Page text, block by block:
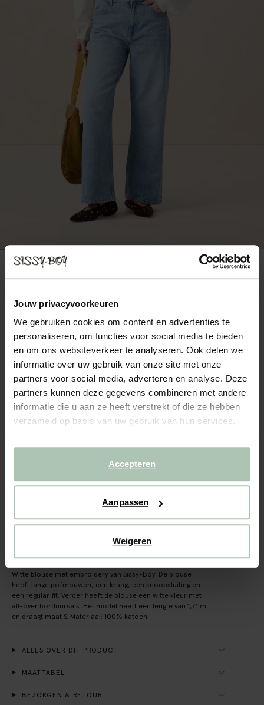
Jouw privacyvoorkeuren
We gebruiken cookies om content en advertenties te
personaliseren, om functies voor social media te bieden
en om ons websiteverkeer te analyseren. Ook delen we
informatie over uw gebruik van onze site met onze
partners voor social media, adverteren en analyse. Deze
partners kunnen deze gegevens combineren met andere
informatie die u aan ze heeft verstrekt of die ze hebben
verzameld op basis van uw gebruik van hun services.
Accepteren
Aanpassen
Weigeren
- 40% BIJNA UITVERKOCHT!
Witte blouse met embroidery
77.99
Kies jouw maat
XS S M L XL XXL
Gratis verzending naar winkel
Snelle levering
Witte blouse met embroidery van Sissy-Boy. De blouse
heeft lange pofmouwen, een kraag, een knoopsluiting en
een regular fit. Verder heeft de blouse een witte kleur met
all-over borduursels. Het model heeft een lengte van 1,71 m
en draagt maat S. Materiaal: 100% katoen.
ALLES OVER DIT PRODUCT
MAATTABEL
BEZORGEN & RETOUR